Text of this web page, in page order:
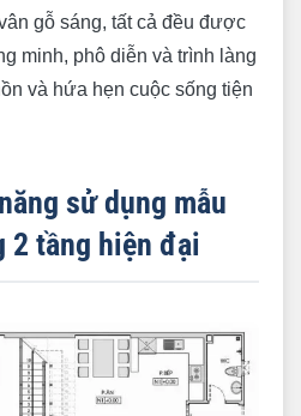
gỗ sáng, tất cả đều được
minh, phô diễn và trình làng
và hứa hẹn cuộc sống tiện
sử dụng mẫu
2 tầng hiện đại